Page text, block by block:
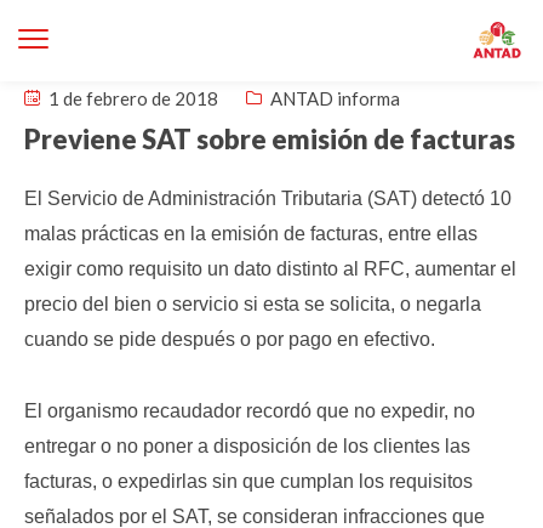
1 de febrero de 2018 ANTAD informa
Previene SAT sobre emisión de facturas
El Servicio de Administración Tributaria (SAT) detectó 10
malas prácticas en la emisión de facturas, entre ellas
exigir como requisito un dato distinto al RFC, aumentar el
precio del bien o servicio si esta se solicita, o negarla
cuando se pide después o por pago en efectivo.
El organismo recaudador recordó que no expedir, no
entregar o no poner a disposición de los clientes las
facturas, o expedirlas sin que cumplan los requisitos
señalados por el SAT, se consideran infracciones que